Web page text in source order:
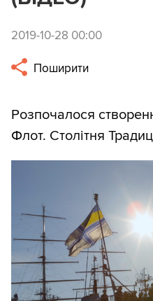
2019-10-28 00:00
Поширити
Розпочалося
Флот. Столітня